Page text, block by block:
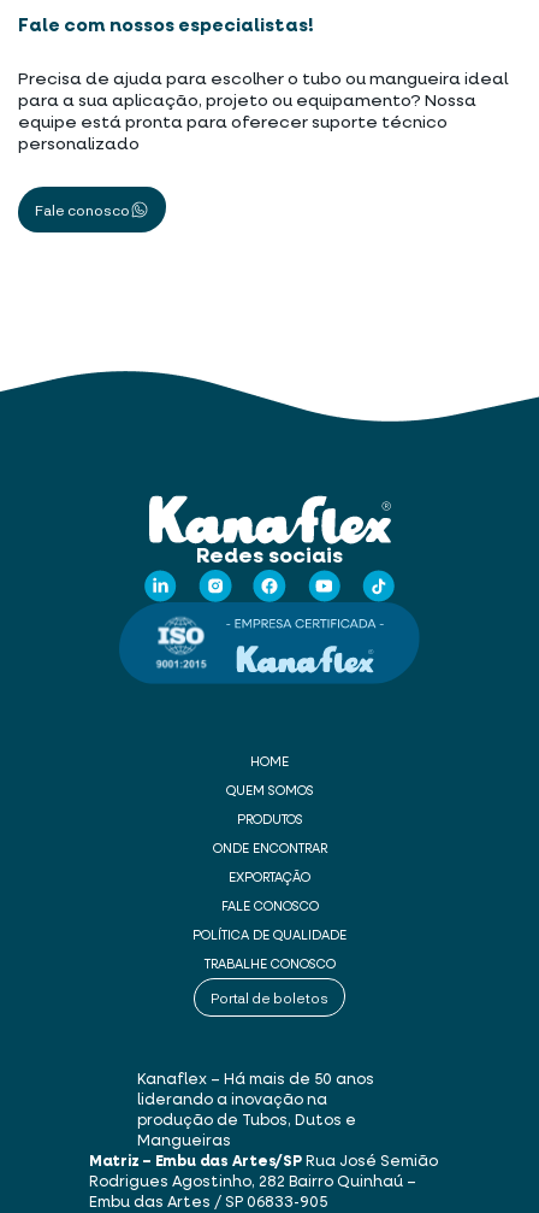
Fale com nossos especialistas!
Precisa de ajuda para escolher o tubo ou mangueira ideal
para a sua aplicação, projeto ou equipamento? Nossa
equipe está pronta para oferecer suporte técnico
personalizado
Fale conosco
Redes sociais
HOME
QUEM SOMOS
PRODUTOS
ONDE ENCONTRAR
EXPORTAÇÃO
FALE CONOSCO
POLÍTICA DE QUALIDADE
TRABALHE CONOSCO
Portal de boletos
Kanaflex – Há mais de 50 anos
liderando a inovação na
produção de Tubos, Dutos e
Mangueiras
Matriz – Embu das Artes/SPRua José Semião
Rodrigues Agostinho, 282 Bairro Quinhaú –
Embu das Artes / SP06833-905